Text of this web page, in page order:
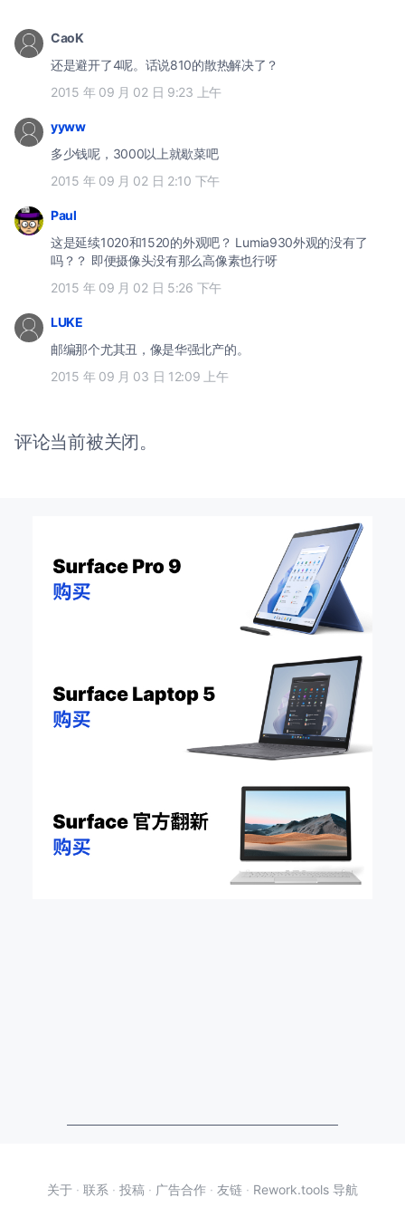
CaoK
还是避开了4呢。话说810的散热解决了？
2015 年 09 月 02 日 9:23 上午
yyww
多少钱呢，3000以上就歇菜吧
2015 年 09 月 02 日 2:10 下午
Paul
这是延续1020和1520的外观吧？ Lumia930外观的没有了
吗？？ 即便摄像头没有那么高像素也行呀
2015 年 09 月 02 日 5:26 下午
LUKE
邮编那个尤其丑，像是华强北产的。
2015 年 09 月 03 日 12:09 上午
评论当前被关闭。
关于 · 联系 · 投稿 · 广告合作 · 友链 · Rework.tools 导航